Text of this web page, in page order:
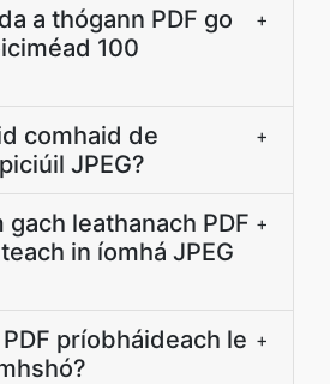
a thógann PDF go
100
+
comhaid de
JPEG?
+
leathanach PDF
in íomhá JPEG
+
príobháideach le +